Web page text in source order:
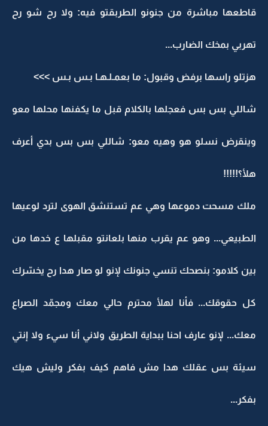
قاطعها مباشرة من جنونو الطربقتو فيه: ولا رح شو رح
تهربي بمخك الضارب...
هزتلو راسها برفض وقبول: ما بعمـلـهـا بـس بـس >>>
شاللي بس بس فعجلها بالكلام قبل ما يكفنها محلها معو
وينقرض نسلو هو وهيه معو: شاللي بس بس بدي أعرف
هلأ؟!!!!!
ملك مسحت دموعها وهي عم تستنشق الهوى لترد لوعيها
الطبيعي... وهو عم يقرب منها بلعانتو مقبلها ع خدها من
بين كلامو: بنصحك تنسي جنونك لإنو لو صار هدا رح يخسّرك
كل حقوقك... فأنا لهلأ محترم حالي معك ومجمّد الصراع
معك... لإنو عارف احنا ببداية الطريق ولاني أنا سيء ولا إنتي
سيئة بس عقلك هدا مش فاهم كيف بفكر وليش هيك
بفكر...